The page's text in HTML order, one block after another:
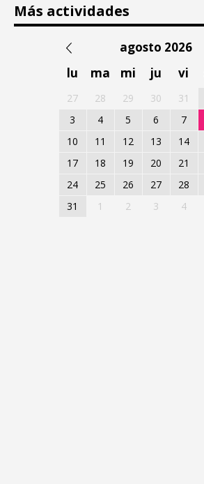
Más actividades
agosto 2026
lu
ma mi ju vi
27 28 29 30 31
3
4 5 6 7
10
11 12 13 14
17
18 19 20 21
24
25 26 27 28
31
1 2 3 4